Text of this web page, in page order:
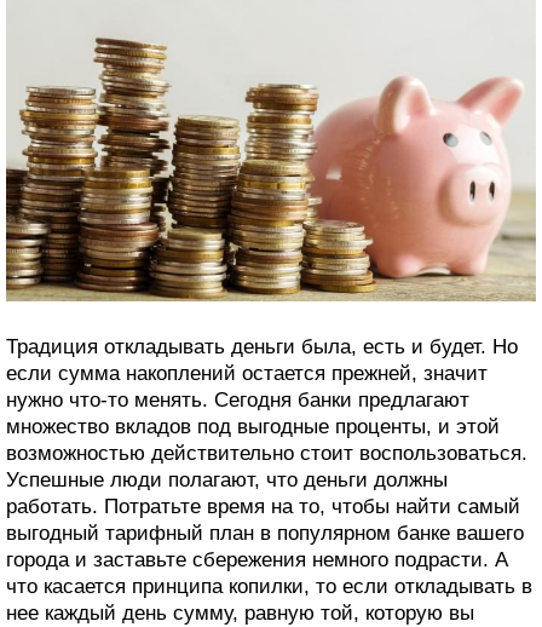
Традиция откладывать деньги была, есть и будет. Но
если сумма накоплений остается прежней, значит
нужно что-то менять. Сегодня банки предлагают
множество вкладов под выгодные проценты, и этой
возможностью действительно стоит воспользоваться.
Успешные люди полагают, что деньги должны
работать. Потратьте время на то, чтобы найти самый
выгодный тарифный план в популярном банке вашего
города и заставьте сбережения немного подрасти. А
что касается принципа копилки, то если откладывать в
нее каждый день сумму, равную той, которую вы